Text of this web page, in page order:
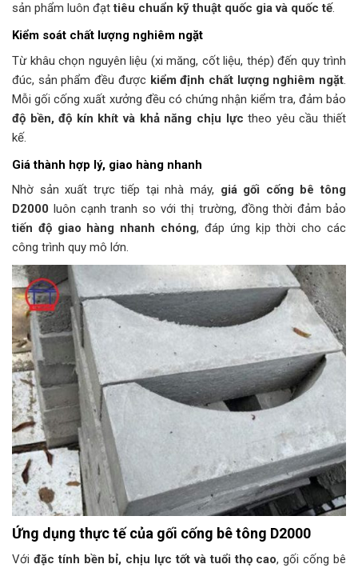
sản phẩm luôn đạttiêu chuẩn kỹ thuật quốc gia và quốc tế.
Kiểm soát chất lượng nghiêm ngặt
Từ khâu chọn nguyên liệu (xi măng, cốt liệu, thép) đến quy trình
đúc, sản phẩm đều được kiểm định chất lượng nghiêm ngặt.
Mỗi gối cống xuất xưởng đều có chứng nhận kiểm tra, đảm bảo
độ bền, độ kín khít và khả năng chịu lực theo yêu cầu thiết
kế.
Giá thành hợp lý, giao hàng nhanh
Nhờ sản xuất trực tiếp tại nhà máy, giá gối cống bê tông
D2000 luôn cạnh tranh so với thị trường, đồng thời đảm bảo
tiến độ giao hàng nhanh chóng, đáp ứng kịp thời cho các
công trình quy mô lớn.
Ứng dụng thực tế của gối cống bê tông D2000
Với đặc tính bền bỉ, chịu lực tốt và tuổi thọ cao, gối cống bê